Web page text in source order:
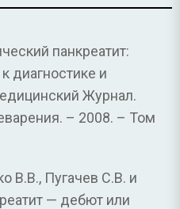
панкреатит:
диагностике и
Журнал.
– 2008. – Том
В.В., Пугачев С.В. и
— дебют или